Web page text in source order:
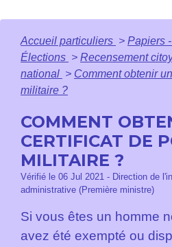
Accueil particuliers > Papiers
Élections > Recensement
national > Comment obtenir
militaire ?
COMMENT
CERTIFICAT DE
MILITAIRE ?
Vérifié le 06 Jul 2021 - Direction de
administrative (Première ministre)
Si vous êtes un homme
avez été exempté ou